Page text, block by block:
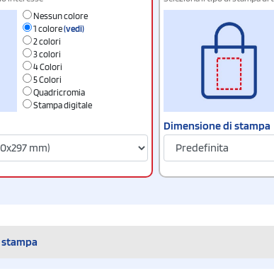
Nessun colore
1 colore(vedi)
2 colori
3 colori
4 Colori
5 Colori
Quadricromia
Stampa digitale
Dimensione di stampa